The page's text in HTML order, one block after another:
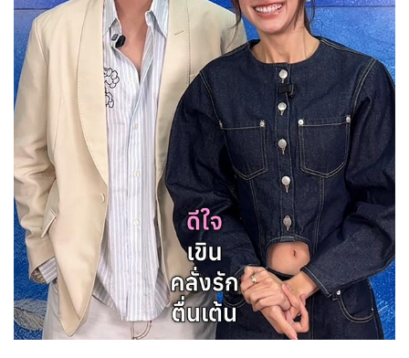
08-08-2569
Her in Frame เธอในภาพนั้น